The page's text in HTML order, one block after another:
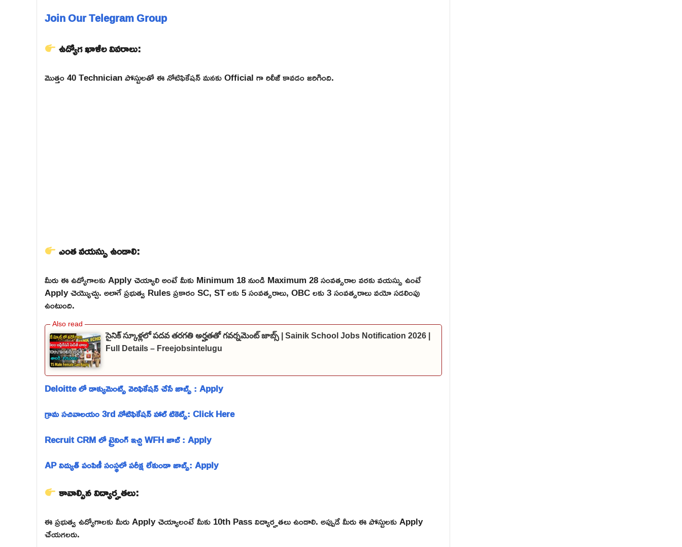
Join Our Telegram Group
ఉద్యోగ ఖాళీల వివరాలు:
మొత్తం 40 Technician పోస్టులతో ఈ నోటిఫికేషన్ మనకు Official గా రిలీజ్ కావడం జరిగింది.
ఎంత వయస్సు ఉండాలి:
మీరు ఈ ఉద్యోగాలకు Apply చెయ్యాలి అంటే మీకు Minimum 18 నుండి Maximum 28 సంవత్సరాల వరకు వయస్సు ఉంటే
Apply చెయ్యొచ్చు. అలాగే ప్రభుత్వ Rules ప్రకారం SC, ST లకు 5 సంవత్సరాలు, OBC లకు 3 సంవత్సరాలు వయో సడలింపు
ఉంటుంది.
సైనిక్ స్కూళ్లలో పదవ తరగతి అర్హతతో గవర్నమెంట్ జాబ్స్ | Sainik School Jobs Notification 2026 |
Full Details – Freejobsintelugu
Deloitte లో డాక్యుమెంట్స్ వెరిఫికేషన్ చేసే జాబ్స్ : Apply
గ్రామ సచివాలయం 3rd నోటిఫికేషన్ హాల్ టికెట్స్: Click Here
Recruit CRM లో ట్రైనింగ్ ఇచ్చి WFH జాబ్ : Apply
AP విద్యుత్ పంపిణీ సంస్థలో పరీక్ష లేకుండా జాబ్స్: Apply
కావాల్సిన విద్యార్హతలు:
ఈ ప్రభుత్వ ఉద్యోగాలకు మీరు Apply చెయ్యాలంటే మీకు 10th Pass విద్యార్హతలు ఉండాలి. అప్పుడే మీరు ఈ పోస్టులకు Apply
చేయగలరు.